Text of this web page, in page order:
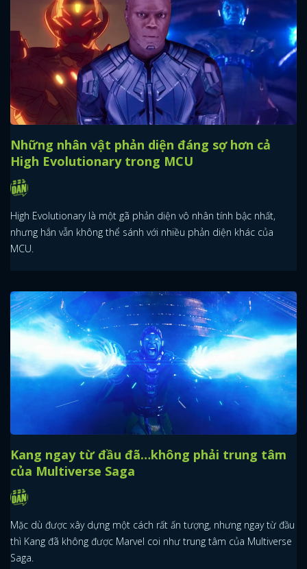
Những nhân vật phản diện đáng sợ hơn cả
High Evolutionary trong MCU
High Evolutionary là một gã phản diện vô nhân tính bậc nhất,
nhưng hắn vẫn không thể sánh với nhiều phản diện khác của
MCU.
Kang ngay từ đầu đã…không phải trung tâm
của Multiverse Saga
Mặc dù được xây dựng một cách rất ấn tượng, nhưng ngay từ đầu
thì Kang đã không được Marvel coi như trung tâm của Multiverse
Saga.